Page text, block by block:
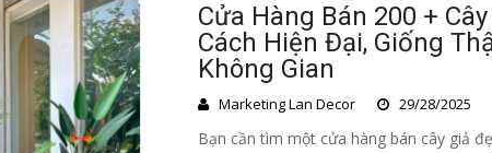
Cửa Hàng Bán 200 +
Cách Hiện Đại, Giống
Không Gian
Marketing Lan Decor 29/28/2025
Bạn cần tìm một cửa hàng bán cây giả